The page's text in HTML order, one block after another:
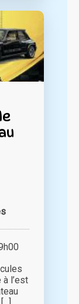
l’est